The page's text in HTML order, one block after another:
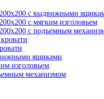
с выдвижными
с мягким изголовьем
с подъемным
ящиками
изголовьем
механизмом